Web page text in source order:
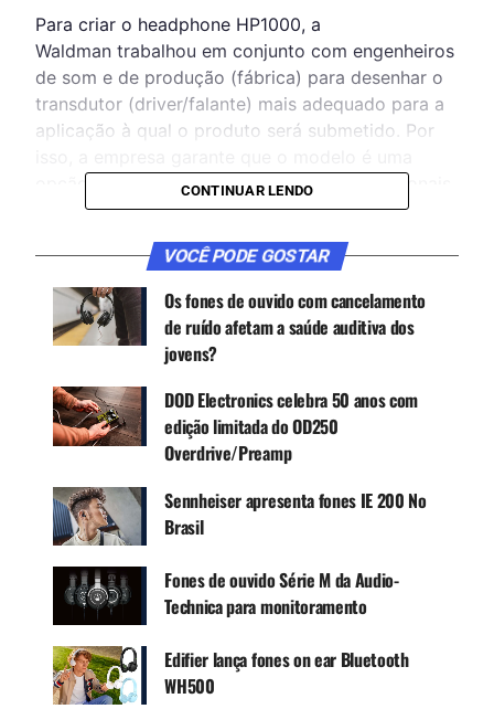
Para criar o headphone HP1000, a
Waldman trabalhou em conjunto com engenheiros
de som e de produção (fábrica) para desenhar o
transdutor (driver/falante) mais adequado para a
aplicação à qual o produto será submetido. Por
opção versátil para ser utilizado por profissionais
em diversas atividades.
CONTINUE ACOMPANHANDO
Receba novas matérias do Música & Mercado no
WhatsApp e no Google News.
Canal WhatsApp
Além de acompanhar um plug/adaptador estéreo
adicional de 6,3mm – P10 – vem também com
ligado a diferentes fontes sonoras.
CONTINUAR LENDO
VOCÊ PODE GOSTAR
Os fones de ouvido com cancelamento
de ruído afetam a saúde auditiva dos
jovens?
DOD Electronics celebra 50 anos com
edição limitada do OD250
Overdrive/Preamp
Sennheiser apresenta fones IE 200 No
Brasil
Fones de ouvido Série M da Audio-
Technica para monitoramento
Edifier lança fones on ear Bluetooth
WH500